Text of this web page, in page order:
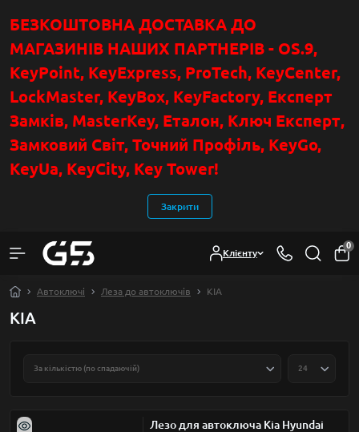
БЕЗКОШТОВНА ДОСТАВКА ДО
МАГАЗИНІВ НАШИХ ПАРТНЕРІВ - OS.9,
KeyPoint, KeyExpress, ProTech, KeyCenter,
LockMaster, KeyBox, KeyFactory, Експерт
Замків, MasterKey, Еталон, Ключ Експерт,
Замковий Світ, Точний Профіль, KeyGo,
KeyUa, KeyCity, Key Tower!
Закрити
Клієнту
0
Автоключі Леза до автоключів KIA
KIA
Лезо для автоключа Kia Hyundai